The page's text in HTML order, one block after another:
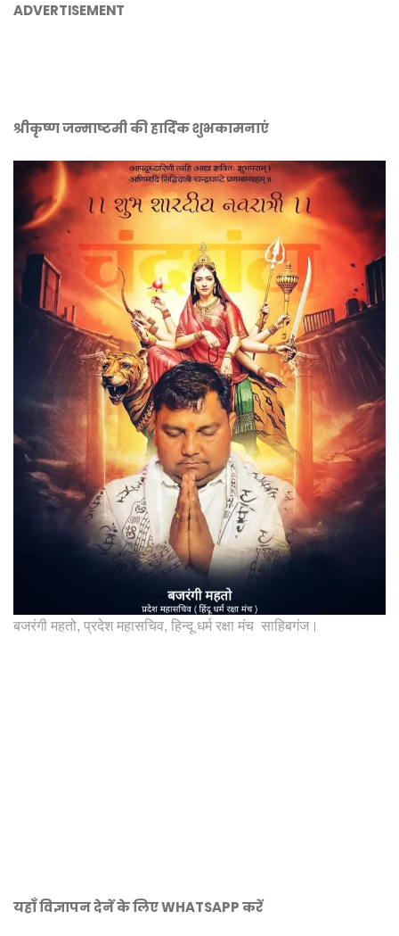
ADVERTISEMENT
श्रीकृष्ण जन्माष्टमी की हार्दिक शुभकामनाएं
बजरंगी महतो, प्रदेश महासचिव, हिन्दू धर्म रक्षा मंच साहिबगंज।
यहाँ विज्ञापन देनें के लिए WHATSAPP करें